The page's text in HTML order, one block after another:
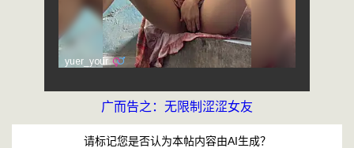
广而告之：无限制涩涩女友
请标记您是否认为本帖内容由AI生成？